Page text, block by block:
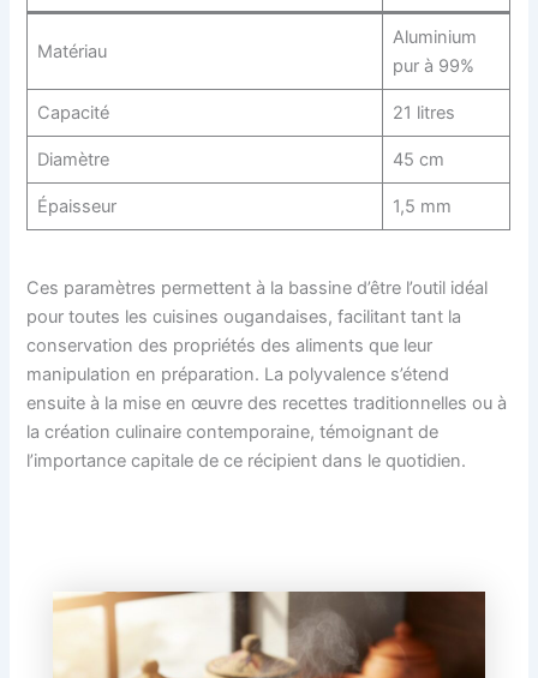
Matériau
Aluminium
pur à 99%
Capacité 21 litres
Diamètre 45 cm
Épaisseur 1,5 mm
Ces paramètres permettent à la bassine d’être l’outil idéal
pour toutes les cuisines ougandaises, facilitant tant la
conservation des propriétés des aliments que leur
manipulation en préparation. La polyvalence s’étend
ensuite à la mise en œuvre des recettes traditionnelles ou à
la création culinaire contemporaine, témoignant de
l’importance capitale de ce récipient dans le quotidien.